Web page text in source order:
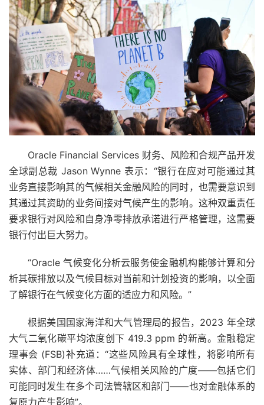
Oracle Financial Services 财务、风险和合规产品开发
全球副总裁 Jason Wynne 表示：“银行在应对可能通过其
业务直接影响其的气候相关金融风险的同时，也需要意识到
其通过其资助的业务间接对气候产生的影响。这种双重责任
要求银行对风险和自身净零排放承诺进行严格管理，这需要
银行付出巨大努力。
“Oracle 气候变化分析云服务使金融机构能够计算和分
析其碳排放以及气候目标对当前和计划投资的影响，以全面
了解银行在气候变化方面的适应力和风险。”
根据美国国家海洋和大气管理局的报告，2023 年全球
大气二氧化碳平均浓度创下 419.3 ppm 的新高。 金融稳定
理事会 (FSB)补充道：“这些风险具有全球性，将影响所有
实体、部门和经济体……气候相关风险的广度——包括它们
可能同时发生在多个司法管辖区和部门——也对金融体系的
复原力产生影响”。